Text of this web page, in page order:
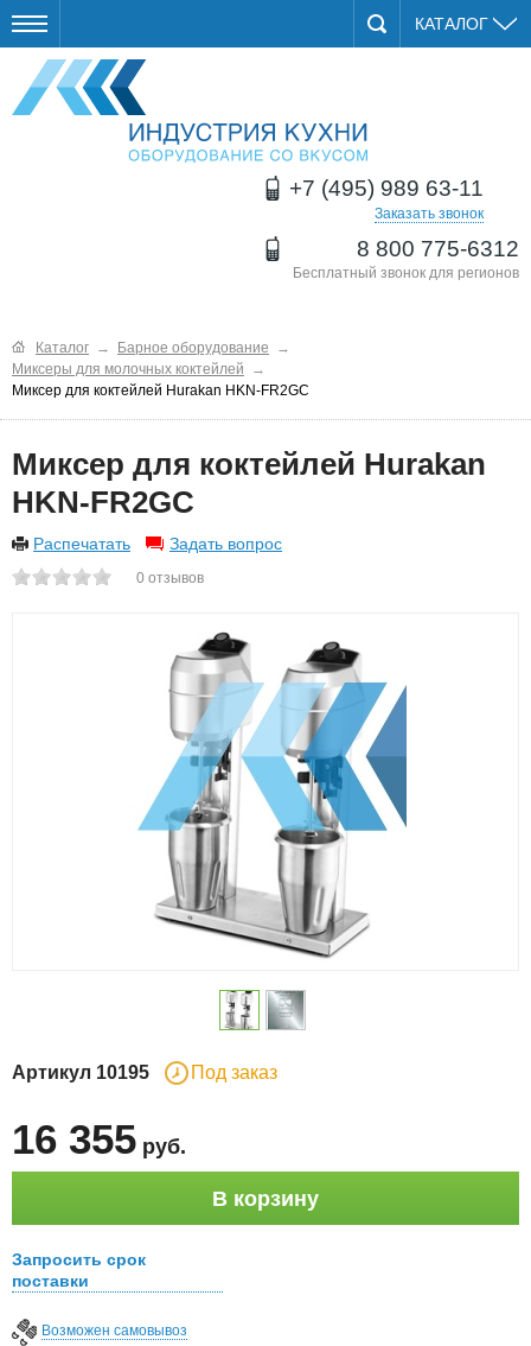
КАТАЛОГ
+7 (495) 989 63-11
Заказать звонок
8 800 775-6312
Бесплатный звонок для регионов
Каталог → Барное оборудование
→
Миксеры для молочных коктейлей
→
Миксер для коктейлей Hurakan HKN-FR2GC
Миксер для коктейлей Hurakan
HKN-FR2GC
Распечатать Задать вопрос
0 отзывов
Артикул 10195 Под заказ
16 355 руб.
В корзину
Запросить срок
поставки
Возможен самовывоз